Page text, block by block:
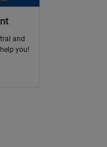
and
you!